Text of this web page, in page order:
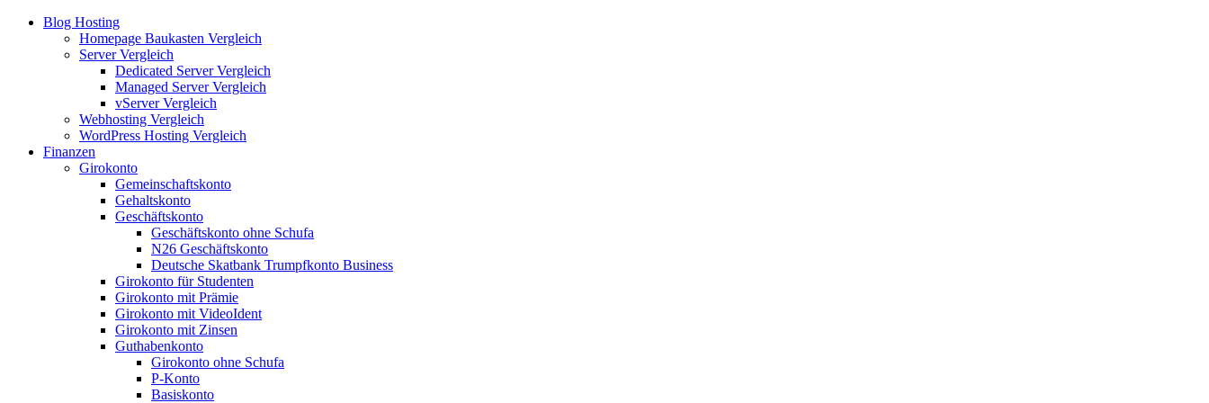
Blog Hosting
Homepage Baukasten Vergleich
Server Vergleich
Dedicated Server Vergleich
Managed Server Vergleich
vServer Vergleich
Webhosting Vergleich
WordPress Hosting Vergleich
Finanzen
Girokonto
Gemeinschaftskonto
Gehaltskonto
Geschäftskonto
Geschäftskonto ohne Schufa
N26 Geschäftskonto
Deutsche Skatbank Trumpfkonto Business
Girokonto für Studenten
Girokonto mit Prämie
Girokonto mit VideoIdent
Girokonto mit Zinsen
Guthabenkonto
Girokonto ohne Schufa
P-Konto
Basiskonto